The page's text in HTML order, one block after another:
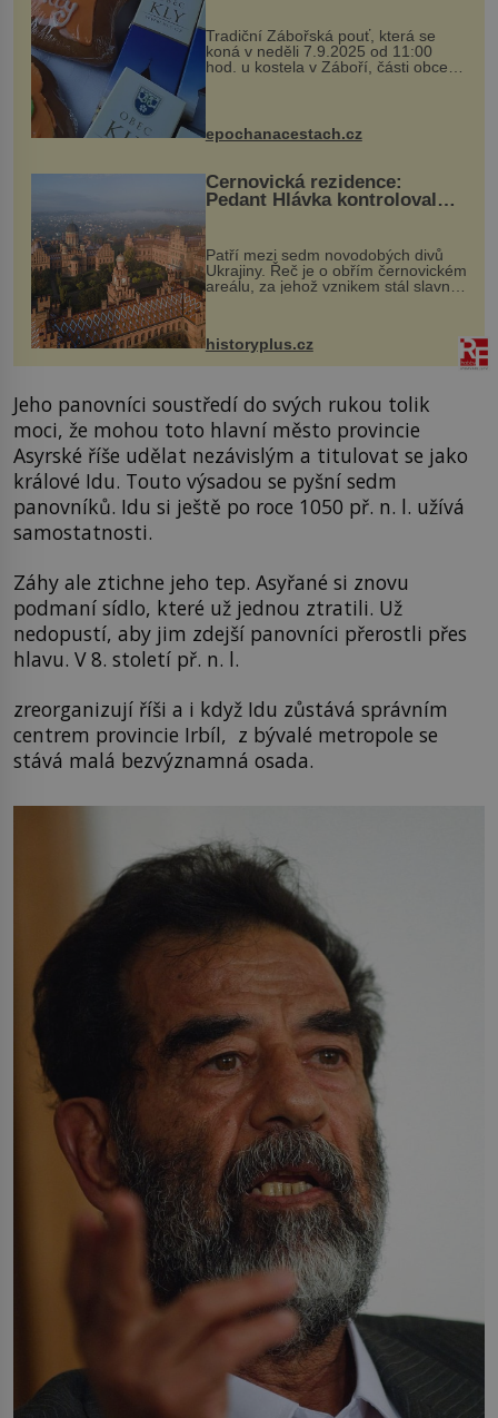
Tradiční Zábořská pouť, která se
koná v neděli 7.9.2025 od 11:00
hod. u kostela v Záboří, části obce
Kly u Mělníka. V programu naleznete
komentovanou prohlídku kostela,
epochanacestach.cz
Černovická rezidence:
Pedant Hlávka kontroloval
Patří mezi sedm novodobých divů
Ukrajiny. Řeč je o obřím černovickém
areálu, za jehož vznikem stál slavný
český architekt Josef Hlávka. Ten si
na něm dal mimořádně záležet. Jeho
stavební plány by při ...
historyplus.cz
Jeho panovníci soustředí do svých rukou tolik
moci, že mohou toto hlavní město provincie
Asyrské říše udělat nezávislým a titulovat se jako
králové Idu. Touto výsadou se pyšní sedm
panovníků. Idu si ještě po roce 1050 př. n. l. užívá
samostatnosti.
Záhy ale ztichne jeho tep. Asyřané si znovu
podmaní sídlo, které už jednou ztratili. Už
nedopustí, aby jim zdejší panovníci přerostli přes
hlavu. V 8. století př. n. l.
zreorganizují říši a i když Idu zůstává správním
centrem provincie Irbíl, z bývalé metropole se
stává malá bezvýznamná osada.